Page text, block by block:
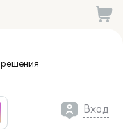
решения
Вход